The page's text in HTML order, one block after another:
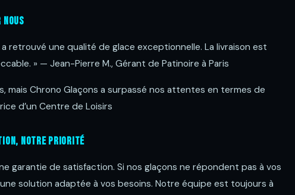
retrouvé une qualité de glace exceptionnelle. La livraison est
» — Jean-Pierre M., Gérant de Patinoire à Paris
mais Chrono Glaçons a surpassé nos attentes en termes de
d’un Centre de Loisirs
Notre Priorité
garantie de satisfaction. Si nos glaçons ne répondent pas à vos
solution adaptée à vos besoins. Notre équipe est toujours à